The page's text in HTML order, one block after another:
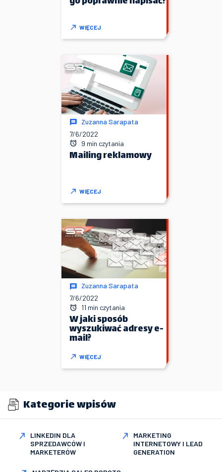
WIĘCEJ
Zuzanna Sarapata
7/6/2022
9 min czytania
Mailing reklamowy
WIĘCEJ
Zuzanna Sarapata
7/6/2022
11 min czytania
W jaki sposób
wyszukiwać adresy e-
mail?
WIĘCEJ
Kategorie wpisów
LINKEDIN DLA
SPRZEDAWCÓW I
MARKETERÓW
MARKETING
INTERNETOWY I LEAD
GENERATION